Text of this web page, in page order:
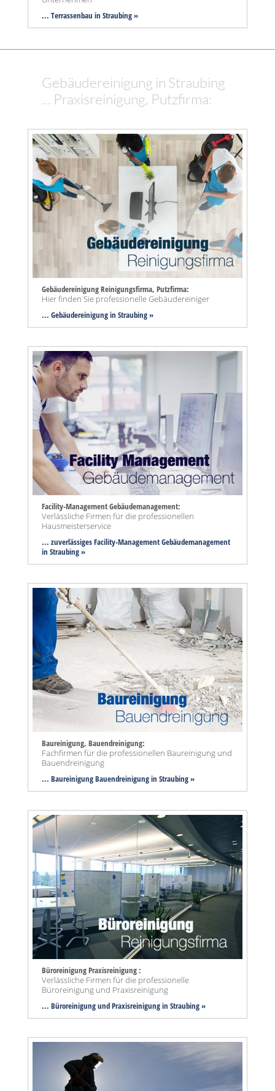
... Terrassenbau in Straubing »
Gebäudereinigung in Straubing
... Praxisreinigung, Putzfirma:
Gebäudereinigung Reinigungsfirma, Putzfirma:
Hier finden Sie professionelle Gebäudereiniger
... Gebäudereinigung in Straubing »
Facility-Management Gebäudemanagement:
Verlässliche Firmen für die professionellen
Hausmeisterservice
... zuverlässiges Facility-Management Gebäudemanagement
in Straubing »
Baureinigung, Bauendreinigung:
Fachfirmen für die professionellen Baureinigung und
Bauendreinigung
... Baureinigung Bauendreinigung in Straubing »
Büroreinigung Praxisreinigung :
Verlässliche Firmen für die professionelle
Büroreinigung und Praxisreinigung
... Büroreinigung und Praxisreinigung in Straubing »